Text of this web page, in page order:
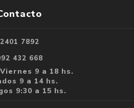
2401 7892
432 668
9 a 18 hs.
9 a 14 hs.
9:30 a 15 hs.